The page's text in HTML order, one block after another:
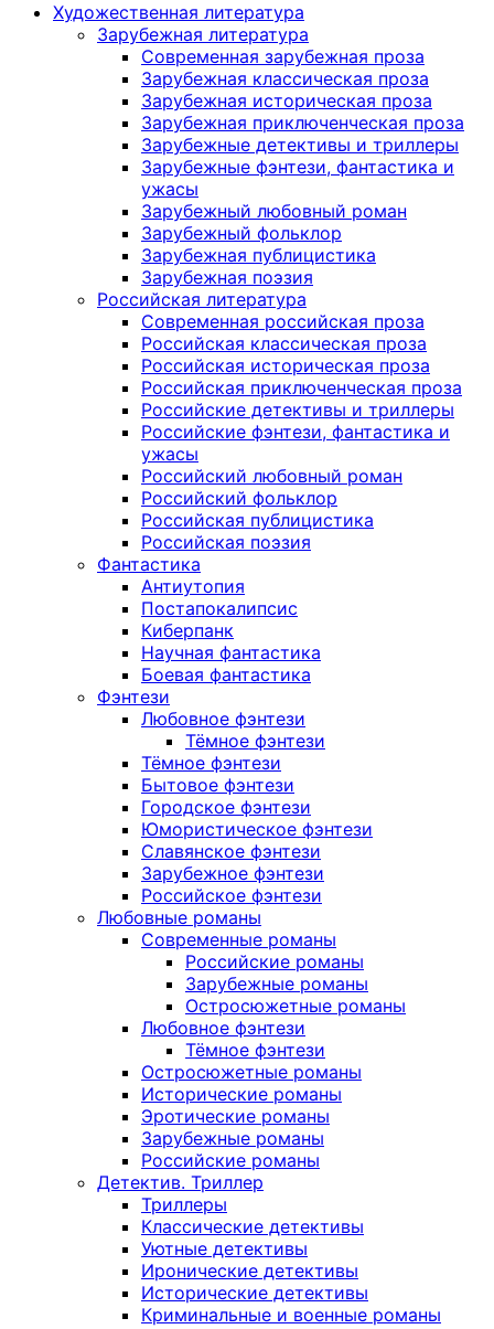
Художественная литература
Зарубежная литература
Современная зарубежная проза
Зарубежная классическая проза
Зарубежная историческая проза
Зарубежная приключенческая проза
Зарубежные детективы и триллеры
Зарубежные фэнтези, фантастика и
ужасы
Зарубежный любовный роман
Зарубежный фольклор
Зарубежная публицистика
Зарубежная поэзия
Российская литература
Современная российская проза
Российская классическая проза
Российская историческая проза
Российская приключенческая проза
Российские детективы и триллеры
Российские фэнтези, фантастика и
ужасы
Российский любовный роман
Российский фольклор
Российская публицистика
Российская поэзия
Фантастика
Антиутопия
Постапокалипсис
Киберпанк
Научная фантастика
Боевая фантастика
Фэнтези
Любовное фэнтези
Тёмное фэнтези
Тёмное фэнтези
Бытовое фэнтези
Городское фэнтези
Юмористическое фэнтези
Славянское фэнтези
Зарубежное фэнтези
Российское фэнтези
Любовные романы
Современные романы
Российские романы
Зарубежные романы
Остросюжетные романы
Любовное фэнтези
Тёмное фэнтези
Остросюжетные романы
Исторические романы
Эротические романы
Зарубежные романы
Российские романы
Детектив. Триллер
Триллеры
Классические детективы
Уютные детективы
Иронические детективы
Исторические детективы
Криминальные и военные романы